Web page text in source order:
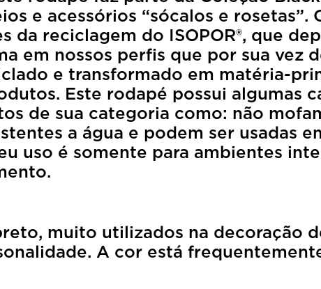
e acessórios “sócalos e rosetas”.
reciclagem do ISOPOR®, que
em nossos perfis que por sua vez
e transformado em matéria-
Este rodapé possui algumas
de sua categoria como: não
a água e podem ser usadas
uso é somente para ambientes
muito utilizados na decoração
A cor está